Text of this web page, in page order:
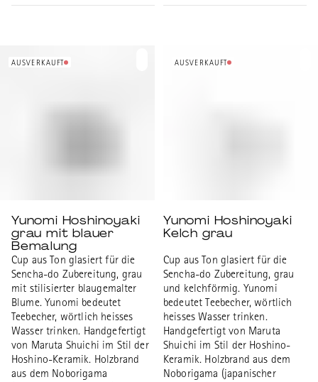
Mishima ist der Name eines
cm
AUSVERKAUFT
Yunomi Hoshinoyaki
grau mit blauer
Bemalung
Cup aus Ton glasiert für die
Sencha-do Zubereitung, grau
mit stilisierter blaugemalter
Blume. Yunomi bedeutet
Teebecher, wörtlich heisses
Wasser trinken. Handgefertigt
von Maruta Shuichi im Stil der
Hoshino-Keramik. Holzbrand
aus dem Noborigama
AUSVERKAUFT
Yunomi Hoshinoyaki
Kelch grau
Cup aus Ton glasiert für die
Sencha-do Zubereitung, grau
und kelchförmig. Yunomi
bedeutet Teebecher, wörtlich
heisses Wasser trinken.
Handgefertigt von Maruta
Shuichi im Stil der Hoshino-
Keramik. Holzbrand aus dem
Noborigama (japanischer